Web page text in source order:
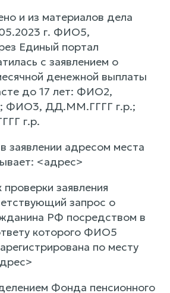
и из материалов дела
г. ФИО5,
Единый портал
с заявлением о
денежной выплаты
до 17 лет: ФИО2,
ФИО3, ДД.ММ.ГГГГ г.р.;
г.р.
адресом места
<адрес>
заявления
запрос о
РФ посредством в
которого ФИО5
по месту
Фонда пенсионного